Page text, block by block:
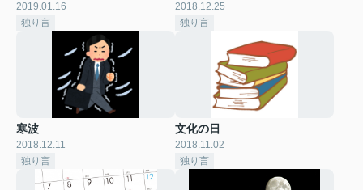
2019.01.16
独り言
2018.12.25
独り言
寒波
2018.12.11
独り言
文化の日
2018.11.02
独り言